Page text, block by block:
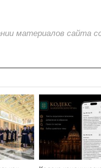
материалов сайта